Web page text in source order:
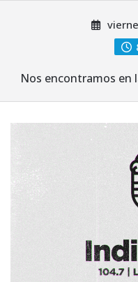
Nos encontramos en